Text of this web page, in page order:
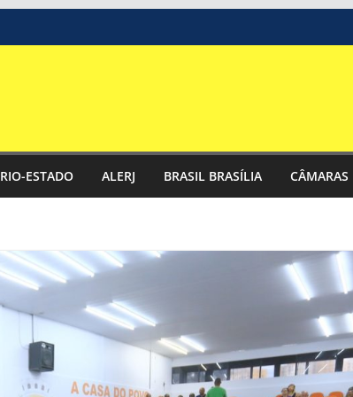
RIO-ESTADO ALERJ BRASIL BRASÍLIA CÂMARAS